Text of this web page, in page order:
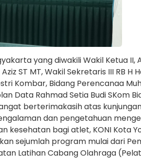
yang diwakili Wakil Ketua II,
ST MT, Wakil Sekretaris III RB H
Kombar, Bidang Perencanaa
Data Rahmad Setia Budi SKom
berterimakasih atas
dan pengetahuan
kesehatan bagi atlet, KONI Kota
sejumlah program mulai dari
Latihan Cabang Olahraga